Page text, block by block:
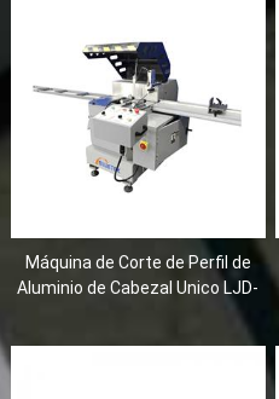
Máquina de Corte de Perfil de
Aluminio de Cabezal Unico LJD-